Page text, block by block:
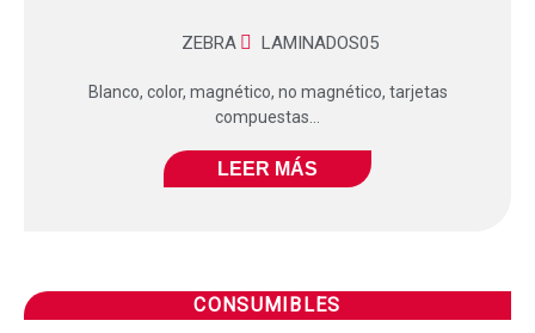
ZEBRA LAMINADOS05
Blanco, color, magnético, no magnético, tarjetas
compuestas...
LEER MÁS
CONSUMIBLES